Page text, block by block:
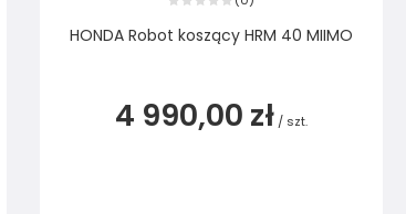
HONDA Robot koszący HRM 40 MIIMO
4 990,00 zł / szt.